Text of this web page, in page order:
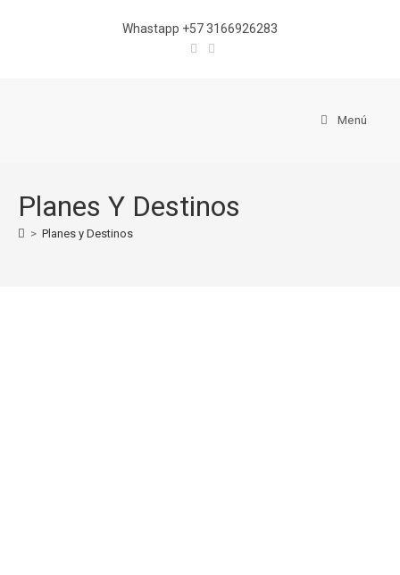
Whastapp +57 3166926283
Menú
Planes Y Destinos
> Planes y Destinos